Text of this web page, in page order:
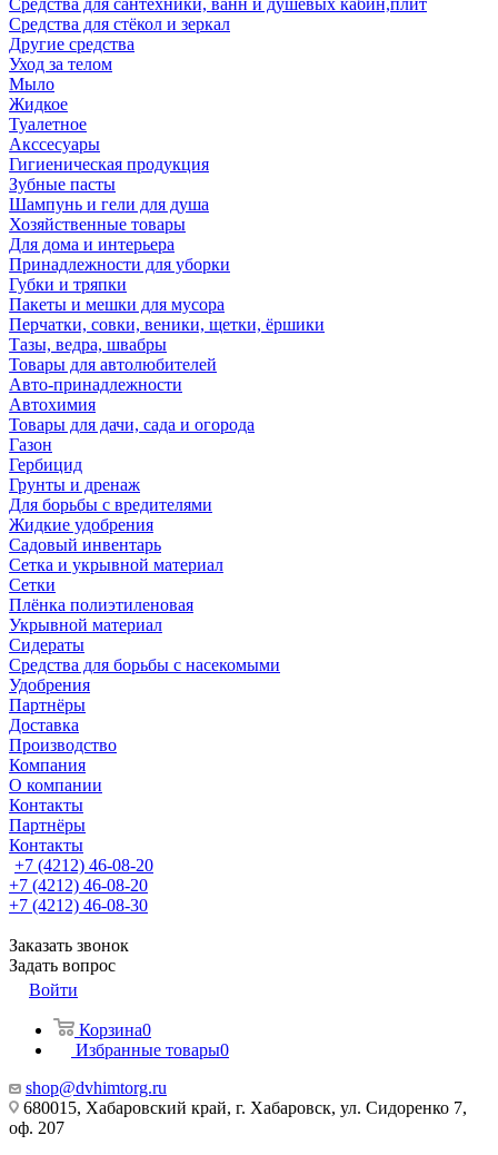
Средства для сантехники, ванн и душевых кабин,плит
Средства для стёкол и зеркал
Другие средства
Уход за телом
Мыло
Жидкое
Туалетное
Акссесуары
Гигиеническая продукция
Зубные пасты
Шампунь и гели для душа
Хозяйственные товары
Для дома и интерьера
Принадлежности для уборки
Губки и тряпки
Пакеты и мешки для мусора
Перчатки, совки, веники, щетки, ёршики
Тазы, ведра, швабры
Товары для автолюбителей
Авто-принадлежности
Автохимия
Товары для дачи, сада и огорода
Газон
Гербицид
Грунты и дренаж
Для борьбы с вредителями
Жидкие удобрения
Садовый инвентарь
Сетка и укрывной материал
Сетки
Плёнка полиэтиленовая
Укрывной материал
Сидераты
Средства для борьбы с насекомыми
Удобрения
Партнёры
Доставка
Производство
Компания
О компании
Контакты
Партнёры
Контакты
+7 (4212) 46-08-20
+7 (4212) 46-08-20
+7 (4212) 46-08-30
Заказать звонок
Задать вопрос
Войти
Корзина0
Избранные товары0
shop@dvhimtorg.ru
680015, Хабаровский край, г. Хабаровск, ул. Сидоренко 7,
оф. 207